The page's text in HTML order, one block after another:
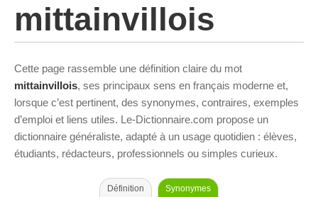
mittainvillois
Cette page rassemble une définition claire du mot
mittainvillois, ses principaux sens en français moderne et,
lorsque c’est pertinent, des synonymes, contraires, exemples
d’emploi et liens utiles. Le-Dictionnaire.com propose un
dictionnaire généraliste, adapté à un usage quotidien : élèves,
étudiants, rédacteurs, professionnels ou simples curieux.
Définition Synonymes